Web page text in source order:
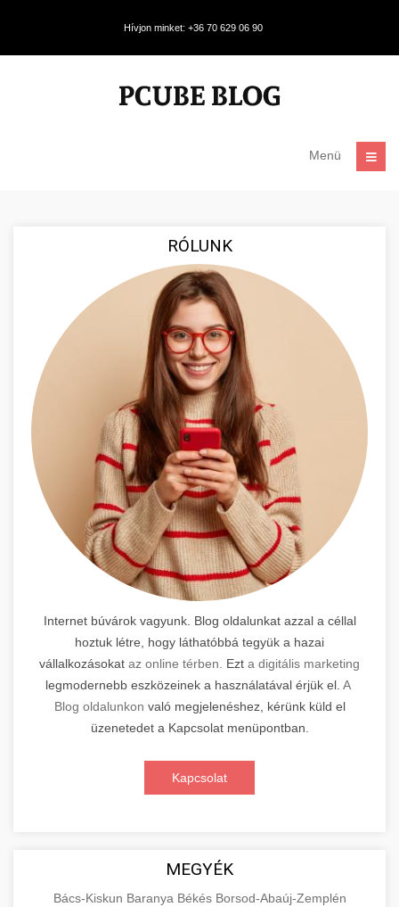
Hívjon minket: +36 70 629 06 90
Menü
RÓLUNK
Internet búvárok vagyunk. Blog oldalunkat azzal a céllal
hoztuk létre, hogy láthatóbbá tegyük a hazai
vállalkozásokat az online térben. Ezt a digitális marketing
legmodernebb eszközeinek a használatával érjük el. A
Blog oldalunkon való megjelenéshez, kérünk küld el
üzenetedet a Kapcsolat menüpontban.
Kapcsolat
MEGYÉK
Bács-Kiskun Baranya Békés Borsod-Abaúj-Zemplén